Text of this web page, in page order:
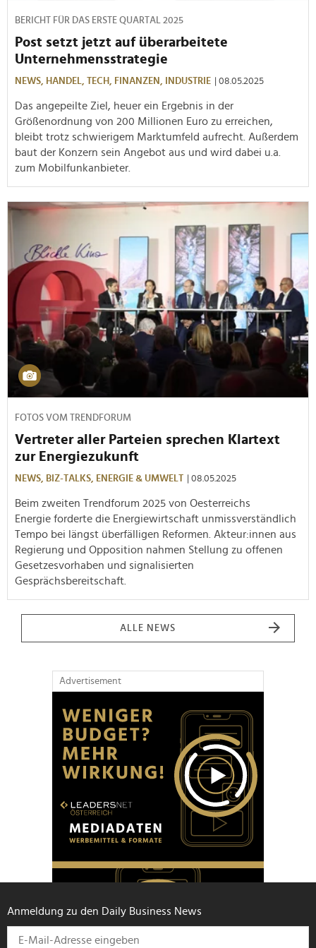
BERICHT FÜR DAS ERSTE QUARTAL 2025
Post setzt jetzt auf überarbeitete
Unternehmensstrategie
NEWS, HANDEL, TECH, FINANZEN, INDUSTRIE | 08.05.2025
Das angepeilte Ziel, heuer ein Ergebnis in der
Größenordnung von 200 Millionen Euro zu erreichen,
bleibt trotz schwierigem Marktumfeld aufrecht. Außerdem
baut der Konzern sein Angebot aus und wird dabei u.a.
zum Mobilfunkanbieter.
FOTOS VOM TRENDFORUM
Vertreter aller Parteien sprechen Klartext
zur Energiezukunft
NEWS, BIZ-TALKS, ENERGIE & UMWELT | 08.05.2025
Beim zweiten Trendforum 2025 von Oesterreichs
Energie forderte die Energiewirtschaft unmissverständlich
Tempo bei längst überfälligen Reformen. Akteur:innen aus
Regierung und Opposition nahmen Stellung zu offenen
Gesetzesvorhaben und signalisierten
Gesprächsbereitschaft.
ALLE NEWS
Advertisement
Anmeldung zu den Daily Business News